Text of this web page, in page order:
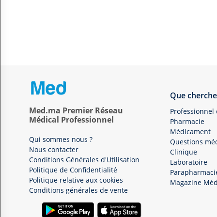
Med.ma Premier Réseau
Médical Professionnel
Qui sommes nous ?
Nous contacter
Conditions Générales d'Utilisation
Politique de Confidentialité
Politique relative aux cookies
Conditions générales de vente
Que
Professionnel
Pharmacie
Médicament
Questions
Clinique
Laboratoire
Magazine